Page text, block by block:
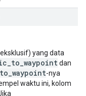
yang data
dan
-nya
waktu ini, kolom